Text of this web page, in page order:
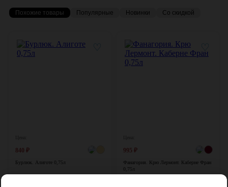
Похожие товары Популярные Новинки Со скидкой
840 ₽
Бурлюк. Алиготе 0,75л
995 ₽
Фанагория. Крю Лермонт. Каберне Фран
0,75л